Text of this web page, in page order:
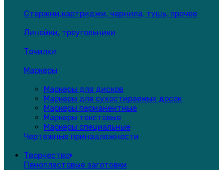
Стержни,картриджи, чернила, тушь, прочее
Линейки, треугольники
Точилки
Маркеры
Маркеры для дисков
Маркеры для сухостираемых досок
Маркеры перманентные
Маркеры текстовые
Маркеры специальные
Чертежные принадлежности
Творчество
Пенопластовые заготовки